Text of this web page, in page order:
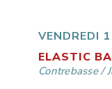
VENDREDI
ELASTIC
Contrebasse/